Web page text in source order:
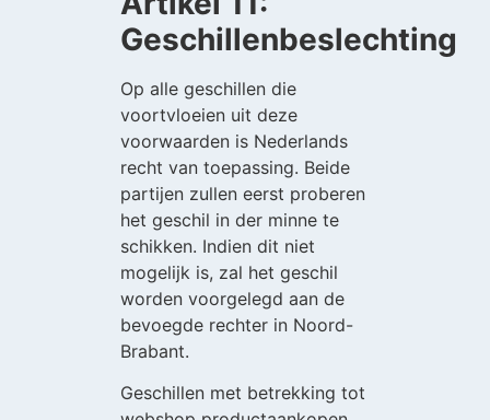
Geschillenbeslechting
Op alle geschillen die
voortvloeien uit deze
voorwaarden is Nederlands
recht van toepassing. Beide
partijen zullen eerst proberen
het geschil in der minne te
schikken. Indien dit niet
mogelijk is, zal het geschil
worden voorgelegd aan de
bevoegde rechter in Noord-
Brabant.
Geschillen met betrekking tot